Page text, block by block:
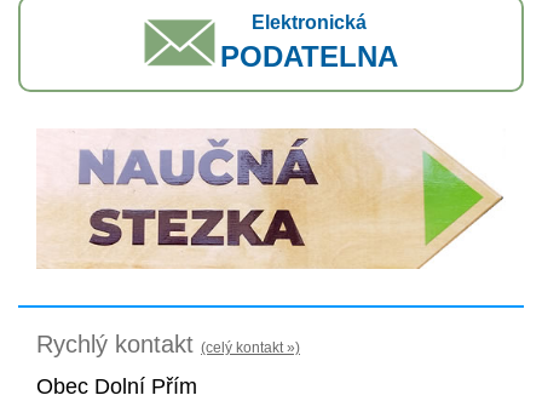
Elektronická
PODATELNA
Rychlý kontakt (celý kontakt »)
Obec Dolní Přím